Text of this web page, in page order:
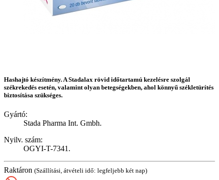
Hashajtó készítmény. A Stadalax rövid időtartamú kezelésre szolgál
székrekedés esetén, valamint olyan betegségekben, ahol könnyű székletürítés
biztosítása szükséges.
Gyártó:
Stada Pharma Int. Gmbh.
Nyilv. szám:
OGYI-T-7341.
Raktáron (Szállítási, átvételi idő: legfeljebb két nap)